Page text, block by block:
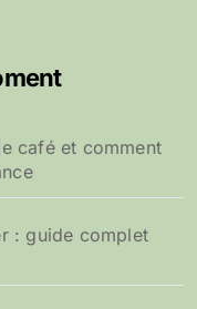
café et comment
: guide complet